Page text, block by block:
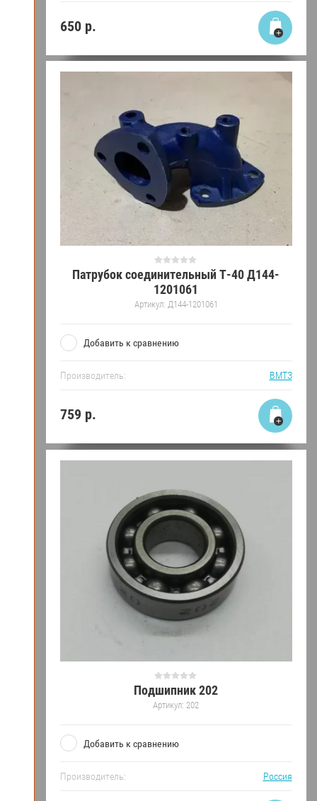
650р.
Патрубок соединительный Т-40 Д144-
1201061
Артикул: Д144-1201061
Добавить к сравнению
Производитель: ВМТЗ
759 р.
Подшипник 202
Артикул: 202
Добавить к сравнению
Производитель: Россия